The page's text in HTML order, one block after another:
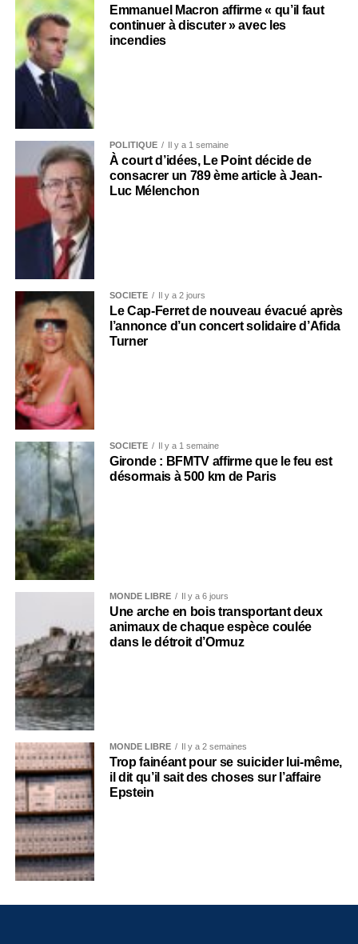
Emmanuel Macron affirme « qu’il faut
continuer à discuter » avec les
incendies
POLITIQUE Il y a 1 semaine
À court d’idées, Le Point décide de
consacrer un 789 ème article à Jean-
Luc Mélenchon
SOCIÉTÉ Il y a 2 jours
Le Cap-Ferret de nouveau évacué après
l’annonce d’un concert solidaire d’Afida
Turner
SOCIÉTÉ Il y a 1 semaine
Gironde : BFMTV affirme que le feu est
désormais à 500 km de Paris
MONDE LIBRE Il y a 6 jours
Une arche en bois transportant deux
animaux de chaque espèce coulée
dans le détroit d’Ormuz
MONDE LIBRE Il y a 2 semaines
Trop fainéant pour se suicider lui-même,
il dit qu’il sait des choses sur l’affaire
Epstein